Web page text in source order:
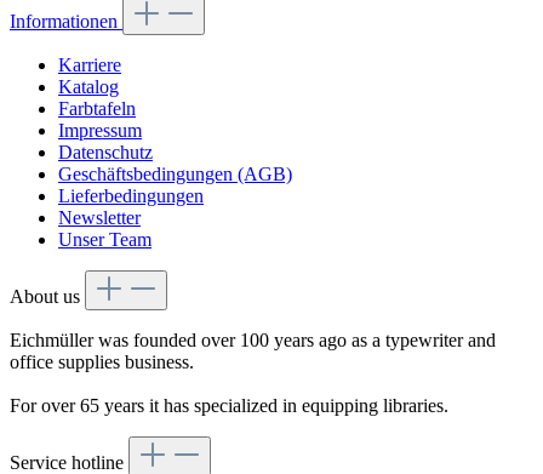
Informationen
Karriere
Katalog
Farbtafeln
Impressum
Datenschutz
Geschäftsbedingungen (AGB)
Lieferbedingungen
Newsletter
Unser Team
About us
Eichmüller was founded over 100 years ago as a typewriter and
office supplies business.
For over 65 years it has specialized in equipping libraries.
Service hotline